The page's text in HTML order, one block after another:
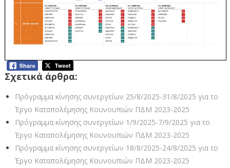
Σχετικά άρθρα:
Πρόγραμμα κίνησης συνεργείων 25/8/2025-31/8/2025 για το
Έργο Καταπολέμησης Κουνουπιών ΠΔΜ 2023-2025
Πρόγραμμα κίνησης συνεργείων 1/9/2025-7/9/2025 για το
Έργο Καταπολέμησης Κουνουπιών ΠΔΜ 2023-2025
Πρόγραμμα κίνησης συνεργείων 18/8/2025-24/8/2025 για το
Έργο Καταπολέμησης Κουνουπιών ΠΔΜ 2023-2025